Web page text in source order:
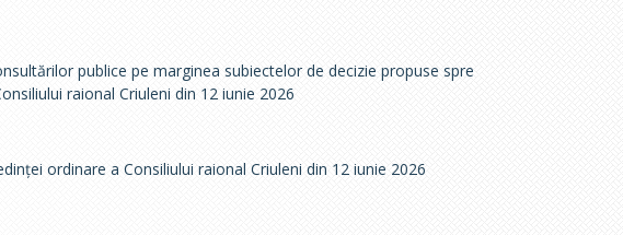
publice pe marginea subiectelor de decizie propuse spre
raional Criuleni din 12 iunie 2026
ordinare a Consiliului raional Criuleni din 12 iunie 2026